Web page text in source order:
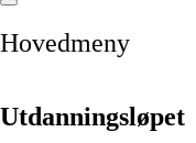
Hovedmeny
Utdanningsløpet